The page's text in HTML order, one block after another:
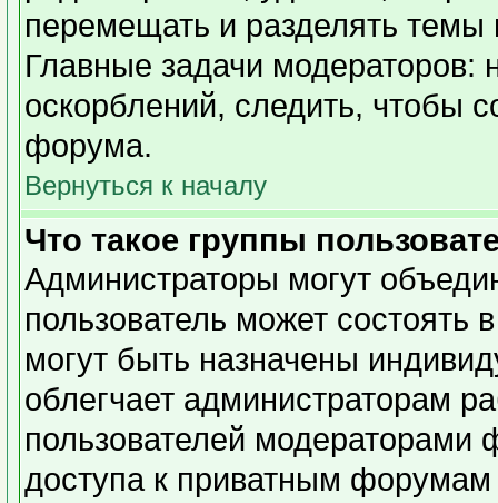
перемещать и разделять темы
Главные задачи модераторов:
оскорблений, следить, чтобы
форума.
Вернуться к началу
Что такое группы
Администраторы могут
пользователь может состоять
могут быть назначены
облегчает администраторам
пользователей
доступа к приватным форумам